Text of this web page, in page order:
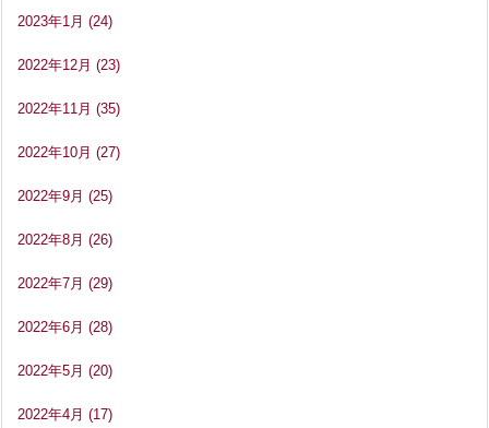
2023年1月 (24)
2022年12月 (23)
2022年11月 (35)
2022年10月 (27)
2022年9月 (25)
2022年8月 (26)
2022年7月 (29)
2022年6月 (28)
2022年5月 (20)
2022年4月 (17)